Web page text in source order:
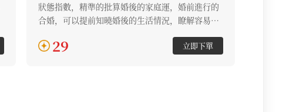
狀態指數，精準的批算婚後的家庭運，婚前進行的
合婚，可以提前知曉婚後的生活情況，瞭解容易出
29 立即下單